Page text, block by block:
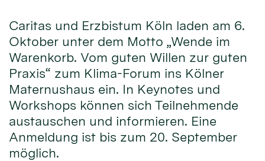
Caritas und Erzbistum Köln laden am 6.
Oktober unter dem Motto „Wende im
Warenkorb. Vom guten Willen zur guten
Praxis“ zum Klima-Forum ins Kölner
Maternushaus ein. In Keynotes und
Workshops können sich Teilnehmende
austauschen und informieren. Eine
Anmeldung ist bis zum 20. September
möglich.